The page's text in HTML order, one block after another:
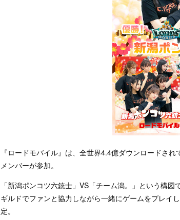
『ロードモバイル』は、全世界4.4億ダウンロードさ
メンバーが参加。
「新潟ポンコツ六銃士」VS「チーム潟。」という構
ギルドでファンと協力しながら一緒にゲームをプレイ
定。